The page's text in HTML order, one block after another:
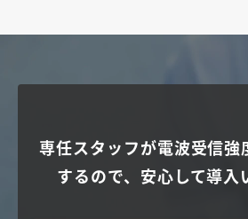
専任スタッフが電波受信強
するので、 安心して導入